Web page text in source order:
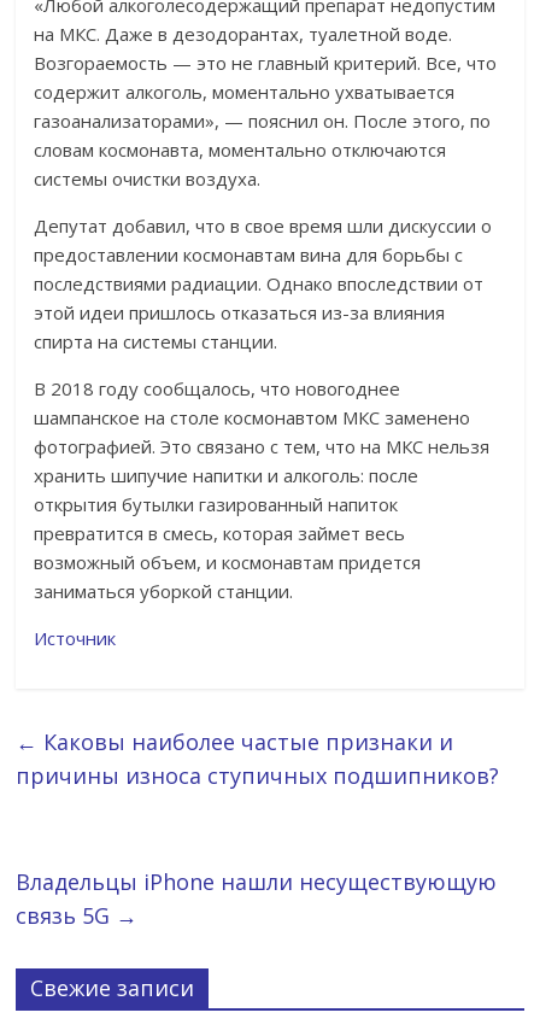
«Любой алкоголесодержащий препарат недопустим
на МКС. Даже в дезодорантах, туалетной воде.
Возгораемость — это не главный критерий. Все, что
содержит алкоголь, моментально ухватывается
газоанализаторами», — пояснил он. После этого, по
словам космонавта, моментально отключаются
системы очистки воздуха.
Депутат добавил, что в свое время шли дискуссии о
предоставлении космонавтам вина для борьбы с
последствиями радиации. Однако впоследствии от
этой идеи пришлось отказаться из-за влияния
спирта на системы станции.
В 2018 году сообщалось, что новогоднее
шампанское на столе космонавтом МКС заменено
фотографией. Это связано с тем, что на МКС нельзя
хранить шипучие напитки и алкоголь: после
открытия бутылки газированный напиток
превратится в смесь, которая займет весь
возможный объем, и космонавтам придется
заниматься уборкой станции.
Источник
← Каковы наиболее частые признаки и
причины износа ступичных подшипников?
Владельцы iPhone нашли несуществующую
связь 5G →
Свежие записи